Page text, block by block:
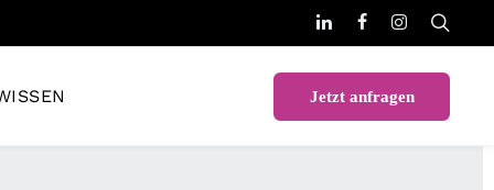
Jetzt anfragen